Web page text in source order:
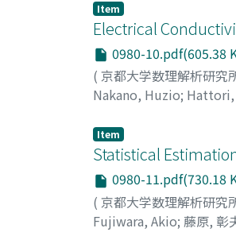
Item
Electrical
0980-10.pdf(605.38
( 京都大学数理解析研究
Nakano, Huzio; Hattori,
Item
Statistical
0980-11.pdf(730.18
( 京都大学数理解析研究
Fujiwara, Akio; 藤原, 彰